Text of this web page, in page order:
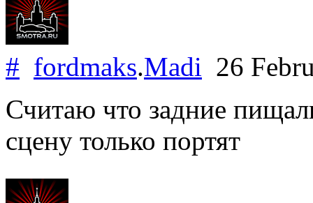
# fordmaks.Madi 26
Считаю что задние
сцену только портят